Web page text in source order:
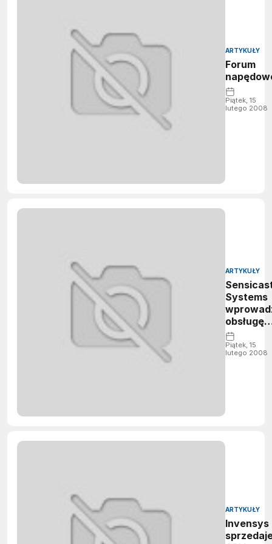
ARTYKUŁY
Forum
Piątek, 15
lutego 2008
ARTYKUŁY
Systems
obsługę
SNMP
Piątek, 15
lutego 2008
ARTYKUŁY
Invensys